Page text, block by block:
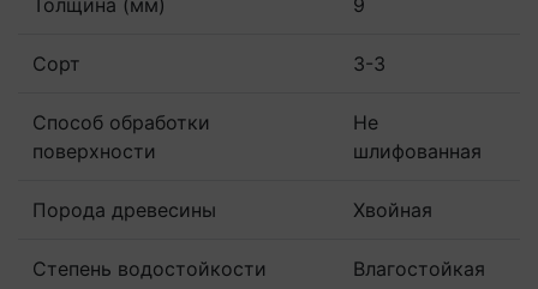
Толщина (мм) 9
Сорт 3-3
Способ обработки
поверхности
Не
шлифованная
Порода древесины Хвойная
Степень водостойкости Влагостойкая